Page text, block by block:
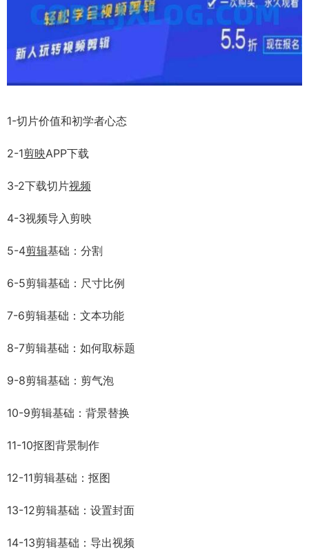
1-切片价值和初学者心态
2-1剪映APP下载
3-2下载切片视频
4-3视频导入剪映
5-4剪辑基础：分割
6-5剪辑基础：尺寸比例
7-6剪辑基础：文本功能
8-7剪辑基础：如何取标题
9-8剪辑基础：剪气泡
10-9剪辑基础：背景替换
11-10抠图背景制作
12-11剪辑基础：抠图
13-12剪辑基础：设置封面
14-13剪辑基础：导出视频